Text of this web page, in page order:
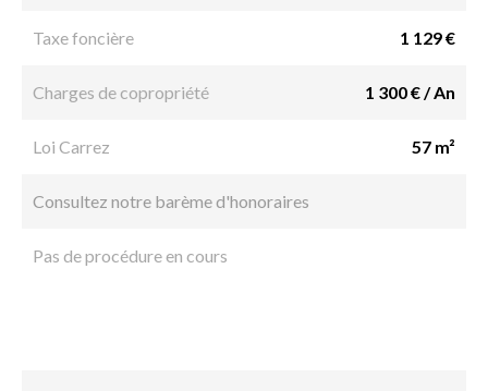
Taxe foncière 1 129 €
Charges de copropriété 1 300 € / An
Loi Carrez 57 m²
Consultez notre barème d'honoraires
Pas de procédure en cours